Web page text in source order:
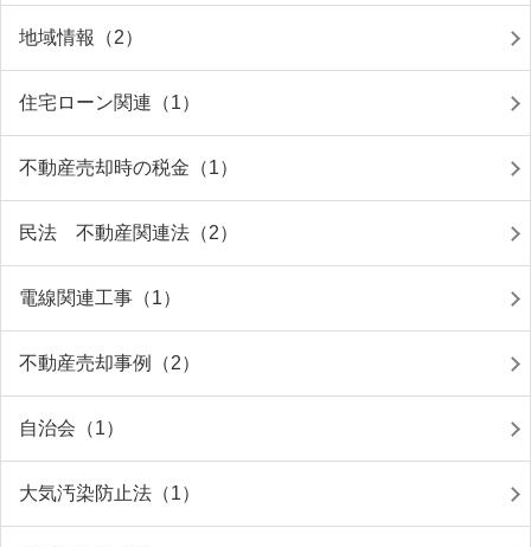
地域情報（2）
住宅ローン関連（1）
不動産売却時の税金（1）
民法 不動産関連法（2）
電線関連工事（1）
不動産売却事例（2）
自治会（1）
大気汚染防止法（1）